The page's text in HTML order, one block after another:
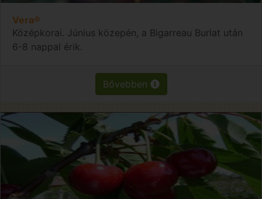
Vera®
Középkorai. Június közepén, a Bigarreau Burlat után
6-8 nappal érik.
Bővebben